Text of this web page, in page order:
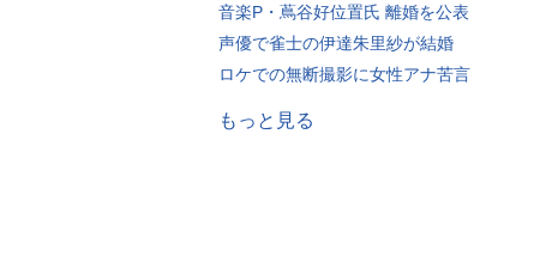
音楽P・蔦谷好位置氏 離婚を公表
声優で雀士の伊達朱里紗が結婚
ロケでの無断撮影に女性アナ苦言
もっと見る